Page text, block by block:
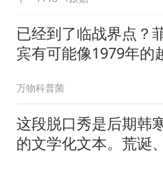
已经到了临战界点？
宾有可能像1979年的
万物科普菌
这段脱口秀是后期韩
的文学化文本。荒诞